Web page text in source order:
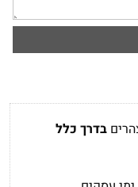
בדרך כלל